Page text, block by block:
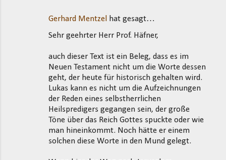
Gerhard Mentzel
hat gesagt…
Sehr geehrter Herr Prof. Häfner,
auch dieser Text ist ein Beleg, dass es im
Neuen Testament nicht um die Worte dessen
geht, der heute für historisch gehalten wird.
Lukas kann es nicht um die Aufzeichnungen
der Reden eines selbstherrlichen
Heilspredigers gegangen sein, der große
Töne über das Reich Gottes spuckte oder wie
man hineinkommt. Noch hätte er einem
solchen diese Worte in den Mund gelegt.